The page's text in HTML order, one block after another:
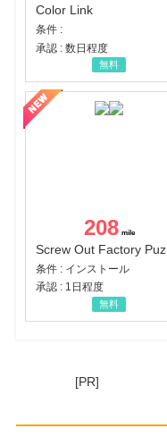
Color Link
条件 :
承認 : 数日程度
無料
208
Screw Out Factory
条件 : インストール
承認 : 1日程度
無料
[PR]